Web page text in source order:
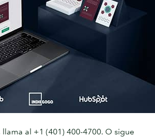
llama al +1 (401) 400-4700. O sigue